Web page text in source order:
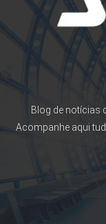
Blog de notícias
Acompanhe aqui